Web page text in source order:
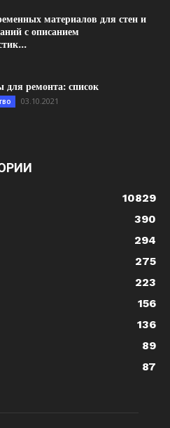
материалов для стен и
с описанием
для ремонта: список
03.10.2021
10829
390
294
275
223
156
136
89
87